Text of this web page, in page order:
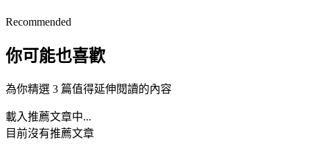
Recommended
你可能也喜歡
為你精選 3 篇值得延伸閱讀的內容
載入推薦文章中...
目前沒有推薦文章